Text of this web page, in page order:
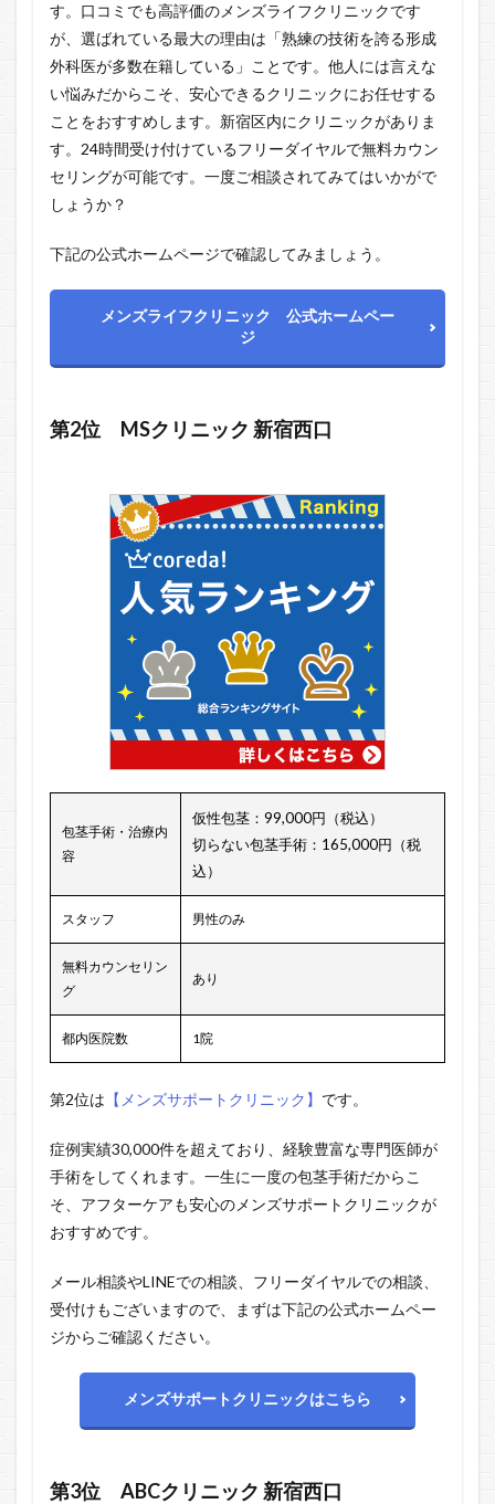
す。口コミでも高評価のメンズライフクリニックです
が、選ばれている最大の理由は「熟練の技術を誇る形成
外科医が多数在籍している」ことです。他人には言えな
い悩みだからこそ、安心できるクリニックにお任せする
ことをおすすめします。新宿区内にクリニックがありま
す。24時間受け付けているフリーダイヤルで無料カウン
セリングが可能です。一度ご相談されてみてはいかがで
しょうか？
下記の公式ホームページで確認してみましょう。
メンズライフクリニック 公式ホームペー
ジ
第2位 MSクリニック 新宿西口
包茎手術・治療内
容
仮性包茎：99,000円（税込）
切らない包茎手術：165,000円（税
込）
スタッフ 男性のみ
無料カウンセリン
グ
あり
都内医院数 1院
第2位は 【メンズサポートクリニック】 です。
症例実績30,000件を超えており、経験豊富な専門医師が
手術をしてくれます。一生に一度の包茎手術だからこ
そ、アフターケアも安心のメンズサポートクリニックが
おすすめです。
メール相談やLINEでの相談、フリーダイヤルでの相談、
受付けもございますので、まずは下記の公式ホームペー
ジからご確認ください。
メンズサポートクリニックはこちら
第3位 ABCクリニック 新宿西口